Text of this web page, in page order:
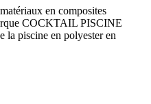
en composites
COCKTAIL PISCINE
la piscine en polyester en